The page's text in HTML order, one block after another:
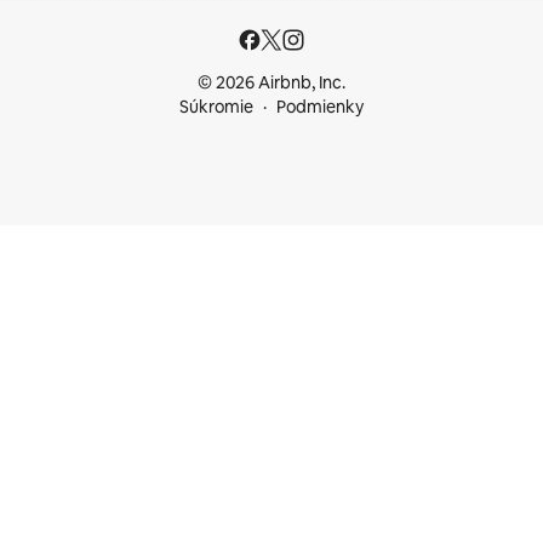
© 2026 Airbnb, Inc.
Súkromie
Podmienky